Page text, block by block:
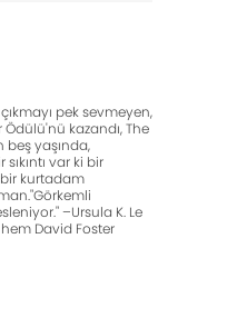
pek sevmeyen,
kazandı, The
beş yaşında,
var ki bir
kurtadam
–Ursula K. Le
David Foster